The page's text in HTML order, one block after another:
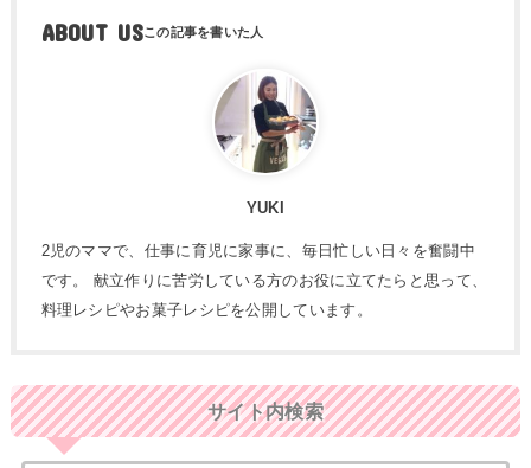
ABOUT US
YUKI
2児のママで、仕事に育児に家事に、毎日忙しい日々を奮闘中
です。 献立作りに苦労している方のお役に立てたらと思って、
料理レシピやお菓子レシピを公開しています。
サイト内検索